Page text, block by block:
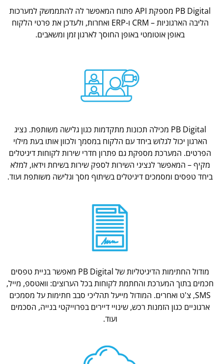
PB Digital מספקת API פתוח המאפשר לה להתממשק למערכות
הליבה הארגוניות – CRM ו-ERP ואחרות, ולעדכן את פרטי הלקוח
באופן אוטומטי באופן החוסך לארגון זמן ומשאבים.
PB Digital מכילה תכונות מתקדמות כגון גלישה משותפת. נציג
הארגון יכול לגלוש ביחד עם הלקוח במסמך ולכוון אותו בעת מילוי
הפרטים. המערכת מספקת גם פתרון חדרי שירות לקוחות דיגיטלים
מקיף – המאפשר לנציגי השירות לספק שירות בשיחת וידאו, למלא
ביחד טפסים ומסמכים דיגיטלים בשיתוף מסך וגלישה משותפת ועוד.
מודול החתימות הדיגיטליות של PB Digital מאפשר בניית טפסים
חכמים בתוך המערכת והחתמת לקוחות בכל הערוצים: וואטספ, מייל,
SMS, צ'ט ואחרים. המודול מייעל תהליכי סבב חתימות על מסמכים
ארגוניים כגון הזמנות רכש, שינויי דיירים בפרוייקטי בנייה, הסכמים
ועוד.